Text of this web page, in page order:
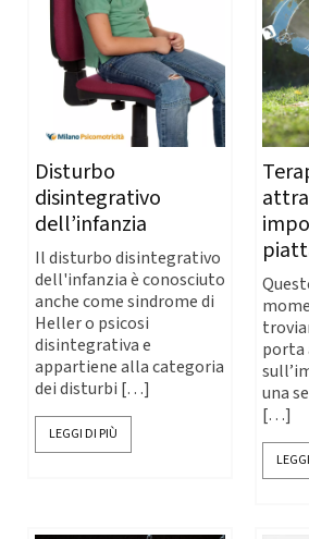
Disturbo
disintegrativo
dell’infanzia
Il disturbo disintegrativo
dell'infanzia è conosciuto
anche come sindrome di
Heller o psicosi
disintegrativa e
appartiene alla categoria
dei disturbi […]
LEGGI DI PIÙ
porta
una
[…]